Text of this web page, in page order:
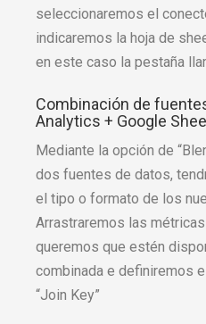
seleccionaremos el
indicaremos la hoja de
en este caso la pestaña
Combinación de
Analytics + Google
Mediante la opción de
dos fuentes de datos,
el tipo o formato de los
Arrastraremos las
queremos que estén
combinada e definiremos
“Join Key”